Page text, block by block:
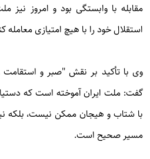
مقابله با وابستگی بود و امروز
استقلال خود را با هیچ امتیازی معامله
وی با تأکید بر نقش "صبر و استقامت
گفت: ملت ایران آموخته است که
با شتاب و هیجان ممکن نیست، بلکه
مسیر صحیح است.